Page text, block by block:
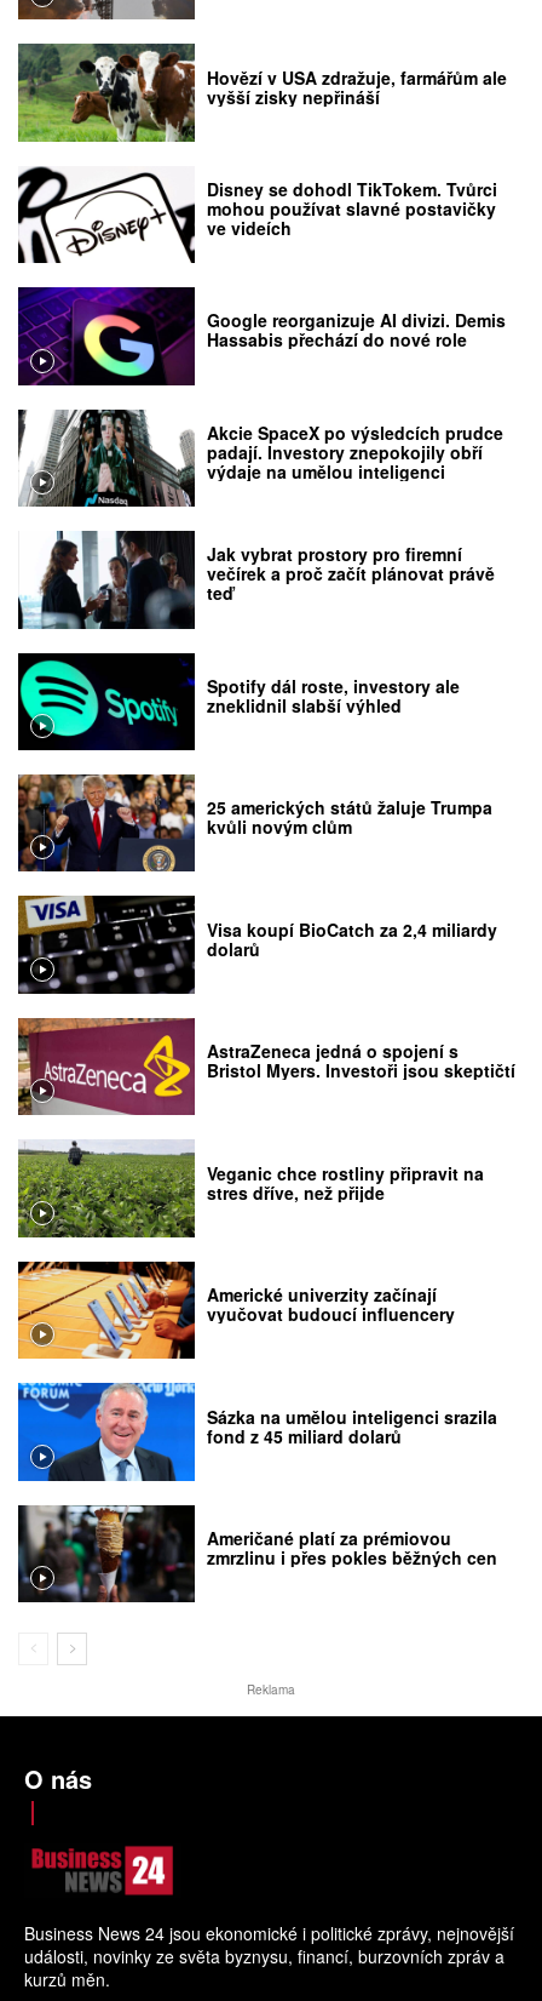
Hovězí v USA zdražuje, farmářům ale
vyšší zisky nepřináší
Disney se dohodl TikTokem. Tvůrci
mohou používat slavné postavičky
ve videích
Google reorganizuje AI divizi. Demis
Hassabis přechází do nové role
Akcie SpaceX po výsledcích prudce
padají. Investory znepokojily obří
výdaje na umělou inteligenci
Jak vybrat prostory pro firemní
večírek a proč začít plánovat právě
teď
Spotify dál roste, investory ale
zneklidnil slabší výhled
25 amerických států žaluje Trumpa
kvůli novým clům
Visa koupí BioCatch za 2,4 miliardy
dolarů
AstraZeneca jedná o spojení s
Bristol Myers. Investoři jsou skeptičtí
Veganic chce rostliny připravit na
stres dříve, než přijde
Americké univerzity začínají
vyučovat budoucí influencery
Sázka na umělou inteligenci srazila
fond z 45 miliard dolarů
Američané platí za prémiovou
zmrzlinu i přes pokles běžných cen
Reklama
O nás
Business News 24 jsou ekonomické i politické zprávy, nejnovější
události, novinky ze světa byznysu, financí, burzovních zpráv a
kurzů měn.